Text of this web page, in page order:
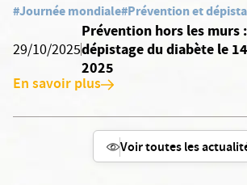
#Journée mondiale#Prévention et
29/10/2025
Prévention hors les murs
dépistage du diabète le
2025
En savoir plus
Voir toutes les